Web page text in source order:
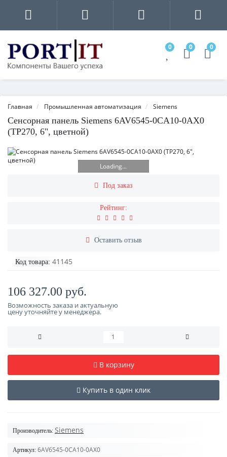
0 0 0
Главная Промышленная автоматизация Siemens
Сенсорная панель Siemens 6AV6545-0CA10-0AX0
(TP270, 6", цветной)
Loading...
Под заказ
Рейтинг:
Оставить отзыв
Код товара: 41145
106 327.00 руб.
Возможность заказа и актуальную
цену уточняйте у менеджера.
В корзину
Купить в один клик
Производитель: Siemens
Артикул: 6AV6545-0CA10-0AX0